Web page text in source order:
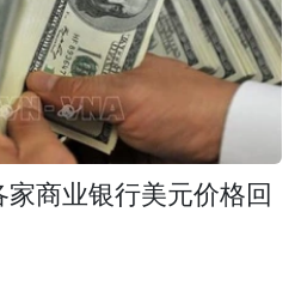
商业银行美元价格回